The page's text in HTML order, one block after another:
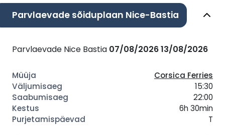
Parvlaevade sõiduplaan Nice-Bastia
Parvlaevade Nice Bastia 07/08/202613/08/2026
Corsica Ferries
15:30
22:00
6h 30min
T